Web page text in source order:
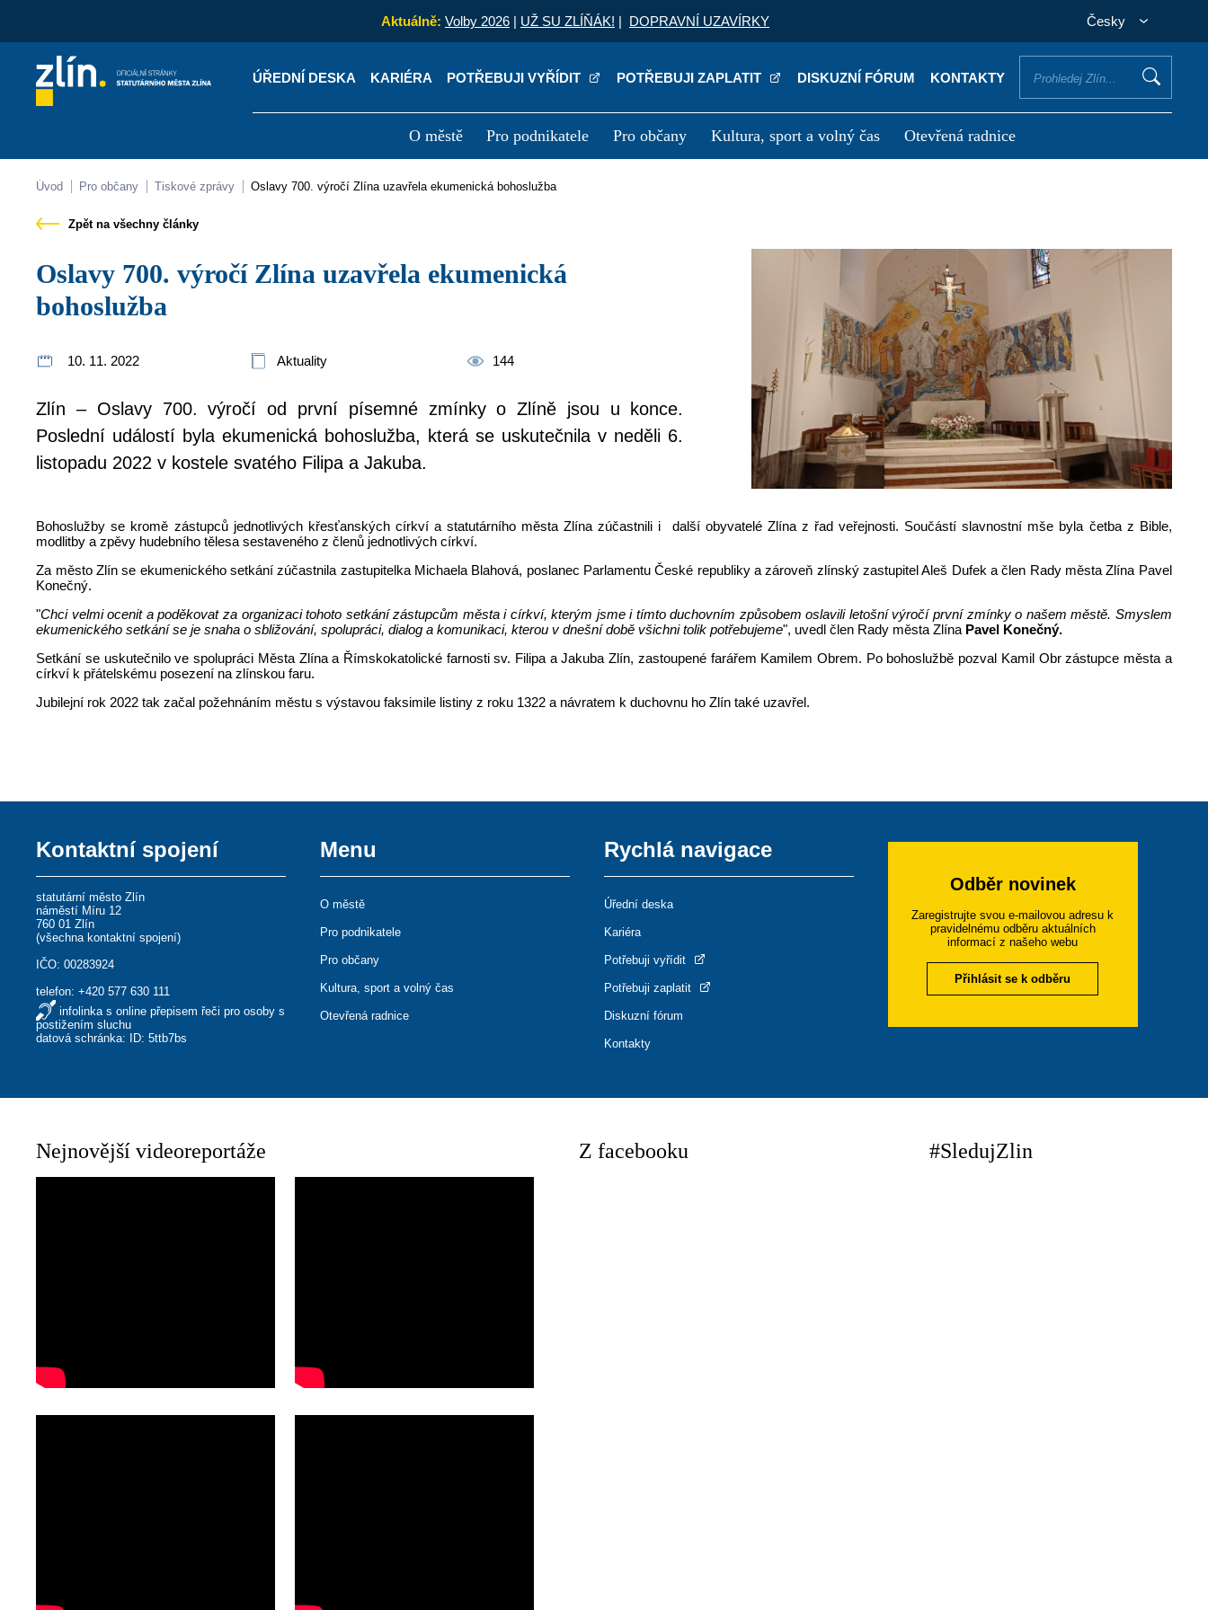
Aktuálně: Volby 2026 | UŽ SU ZLÍŇÁK! | DOPRAVNÍ UZAVÍRKY Česky
ÚŘEDNÍ DESKA KARIÉRA POTŘEBUJI VYŘÍDIT POTŘEBUJI ZAPLATIT DISKUZNÍ FÓRUM KONTAKTY
O městě Pro podnikatele Pro občany Kultura, sport a volný čas Otevřená radnice
Kontakty Úřední deska
Úvod Pro občany Tiskové zprávy Oslavy 700. výročí Zlína uzavřela ekumenická bohoslužba
Zpět na všechny články
Oslavy 700. výročí Zlína uzavřela ekumenická
bohoslužba
10. 11. 2022 Aktuality 144
Zlín – Oslavy 700. výročí od první písemné zmínky o Zlíně jsou u konce.
Poslední událostí byla ekumenická bohoslužba, která se uskutečnila v neděli 6.
listopadu 2022 v kostele svatého Filipa a Jakuba.
Bohoslužby se kromě zástupců jednotlivých křesťanských církví a statutárního města Zlína zúčastnili i další obyvatelé Zlína z řad veřejnosti. Součástí slavnostní mše byla četba z Bible,
modlitby a zpěvy hudebního tělesa sestaveného z členů jednotlivých církví.
Za město Zlín se ekumenického setkání zúčastnila zastupitelka Michaela Blahová, poslanec Parlamentu České republiky a zároveň zlínský zastupitel Aleš Dufek a člen Rady města Zlína Pavel
Konečný.
"Chci velmi ocenit a poděkovat za organizaci tohoto setkání zástupcům města i církví, kterým jsme i tímto duchovním způsobem oslavili letošní výročí první zmínky o našem městě. Smyslem
ekumenického setkání se je snaha o sbližování, spolupráci, dialog a komunikaci, kterou v dnešní době všichni tolik potřebujeme", uvedl člen Rady města Zlína Pavel Konečný.
Setkání se uskutečnilo ve spolupráci Města Zlína a Římskokatolické farnosti sv. Filipa a Jakuba Zlín, zastoupené farářem Kamilem Obrem. Po bohoslužbě pozval Kamil Obr zástupce města a
církví k přátelskému posezení na zlínskou faru.
Jubilejní rok 2022 tak začal požehnáním městu s výstavou faksimile listiny z roku 1322 a návratem k duchovnu ho Zlín také uzavřel.
Kontaktní spojení
statutární město Zlín
náměstí Míru 12
760 01 Zlín
(všechna kontaktní spojení)
IČO: 00283924
telefon:+420 577 630 111
infolinka s online přepisem řeči pro osoby s
postižením sluchu
datová schránka: ID: 5ttb7bs
Menu
O městě
Pro podnikatele
Pro občany
Kultura, sport a volný čas
Otevřená radnice
Rychlá navigace
Úřední deska
Kariéra
Potřebuji vyřídit
Potřebuji zaplatit
Diskuzní fórum
Kontakty
Odběr novinek
Zaregistrujte svou e-mailovou adresu k
pravidelnému odběru aktuálních
informací z našeho webu
Přihlásit se k odběru
Nejnovější videoreportáže Z facebooku #SledujZlin